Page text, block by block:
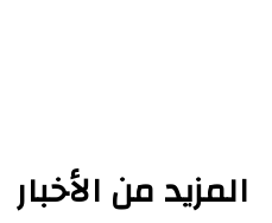
المزيد من الأخبار